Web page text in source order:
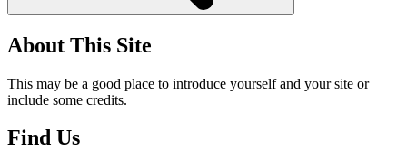
About This Site
This may be a good place to introduce yourself and your site or
include some credits.
Find Us